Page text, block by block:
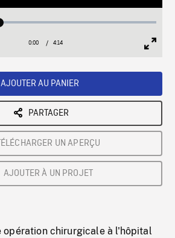
Loaded:
Current
0:00 / Duration
4:14
AJOUTER AU PANIER
PARTAGER
UN APERÇU
AJOUTER À UN PROJET
opération chirurgicale à l'hôpital